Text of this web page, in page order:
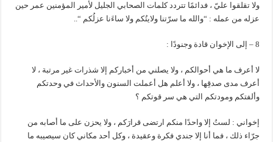
ولا تقلقوا عليّ ، فدائمًا تتردد كلمات الصحابي الجليل لأمير المؤمنين عمر حين
عزله من عمله : “والله ما سرّتنا ولايتُكم ولا ساءَنا عزلُكم “..
8 – إلى الإخوان قادة وجنودًا :
لا أعرف ما هي أحوالكم ، ولا يصلني من أخباركم إلا شذرات غير مرتبة ، لا
أعرف مدى صدقِها ، ولا أعلم هل أعملت السنون والأحداث في وحدتكم
وألفتكم ومودتكم التي هي سر قوتكم ؟
إخواني : لستُ إلا واحدًا منكم ارتضى قرارَكم ، ولا يحزن على ما أصابه من
جرّاء ذلك ، فما أنا إلا جندي فكرة وعقيدة ، وكل أحد مكاني كان سيصيبه ما